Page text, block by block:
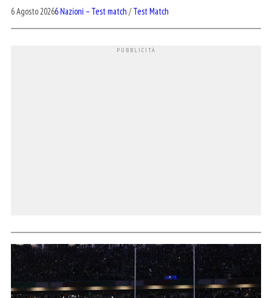
6 Agosto 20266 Nazioni – Test match /Test Match